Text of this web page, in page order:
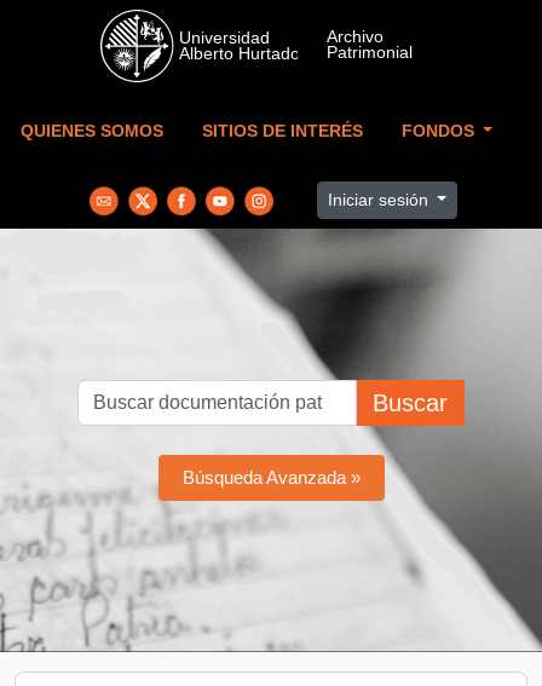
Skip to main content
QUIENES SOMOS SITIOS DE INTERÉS FONDOS
Iniciar sesión
Buscar
Búsqueda Avanzada »